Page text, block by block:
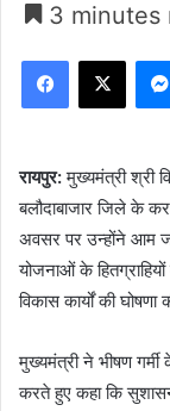
3 minutes
Facebook
X
रायपुर:मुख्यमंत्री श्री
बलौदाबाजार जिले के
अवसर पर उन्होंने आम
योजनाओं के
विकास कार्यों की घोषणा
मुख्यमंत्री ने भीषण
करते हुए कहा कि